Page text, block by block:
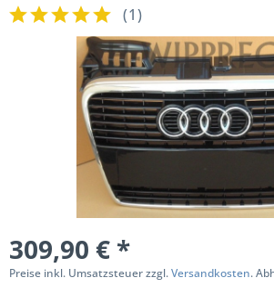
(1)
309,90 € *
Preise inkl. Umsatzsteuer zzgl.Versandkosten.